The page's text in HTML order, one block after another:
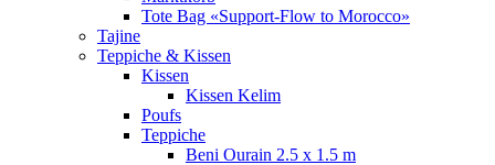
Tote Bag «Support-Flow to Morocco»
Tajine
Teppiche & Kissen
Kissen
Kissen Kelim
Poufs
Teppiche
Beni Ourain 2.5 x 1.5 m